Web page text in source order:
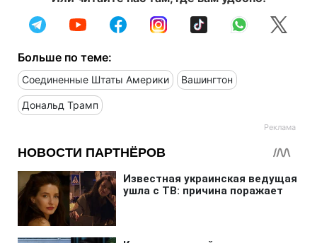
Больше по теме:
Соединенные Штаты Америки Вашингтон
Дональд Трамп